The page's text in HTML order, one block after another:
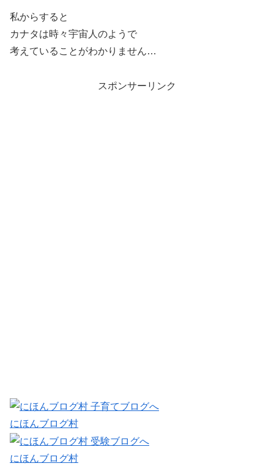
私からすると
カナタは時々宇宙人のようで
考えていることがわかりません…
スポンサーリンク
にほんブログ村
にほんブログ村